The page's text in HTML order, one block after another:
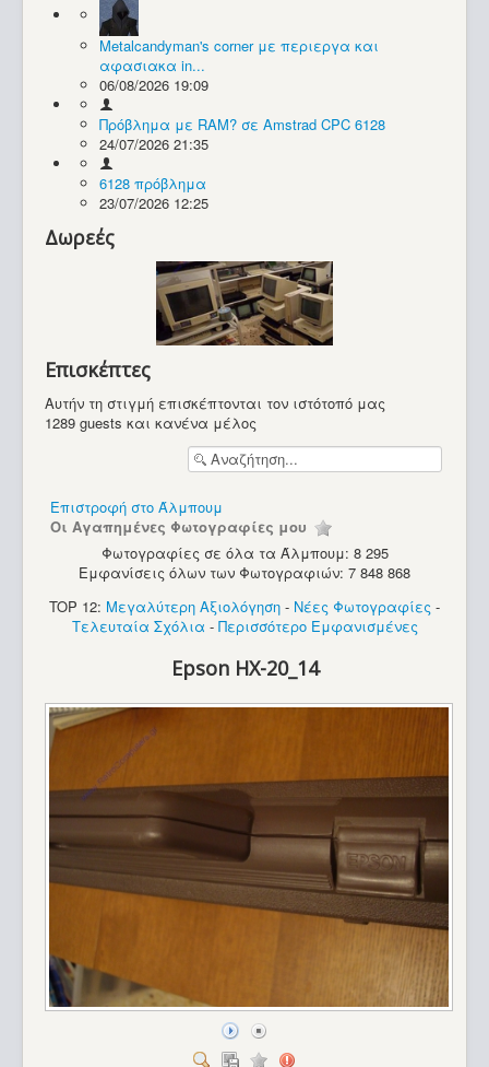
Υπολογιστές
Metalcandyman's corner με περιεργα και
αφασιακα in...
06/08/2026 19:09
Πρόβλημα με RAM? σε Amstrad CPC 6128
24/07/2026 21:35
6128 πρόβλημα
23/07/2026 12:25
Δωρεές
Επισκέπτες
Αυτήν τη στιγμή επισκέπτονται τον ιστότοπό μας
1289 guests και κανένα μέλος
Επιστροφή στο Άλμπουμ
Οι Αγαπημένες Φωτογραφίες μου
Φωτογραφίες σε όλα τα Άλμπουμ: 8 295
Εμφανίσεις όλων των Φωτογραφιών: 7 848 868
TOP 12: Μεγαλύτερη Αξιολόγηση - Νέες Φωτογραφίες -
Τελευταία Σχόλια - Περισσότερο Εμφανισμένες
Epson HX-20_14